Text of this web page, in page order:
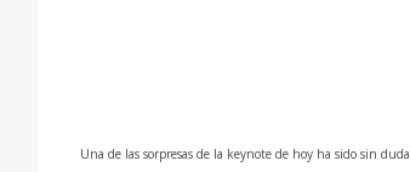
Una de las sorpresas de la keynote de hoy ha sido sin duda